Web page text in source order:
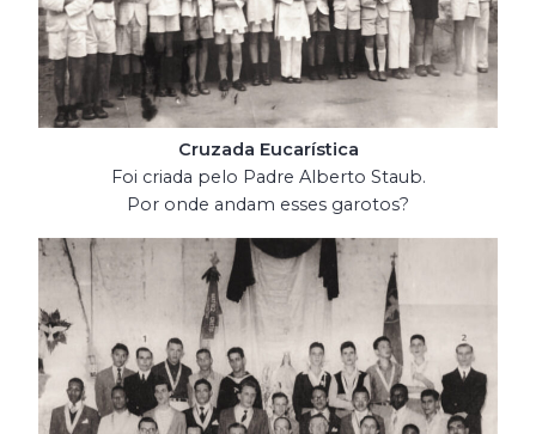
Cruzada Eucarística
Foi criada pelo Padre Alberto Staub.
Por onde andam esses garotos?